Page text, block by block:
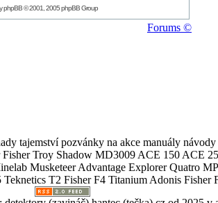
phpBB© 2001, 2005 phpBB Group
Forums ©
tajemství pozvánky na akce manuály
Troy Shadow MD3009 ACE 150 ACE
Musketeer Advantage Explorer Quatro
T2 Fisher F4 Titanium Adonis Fisher